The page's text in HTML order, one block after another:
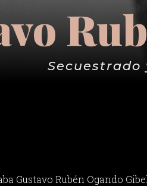
Secuestrado
Gustavo Rubén Ogando